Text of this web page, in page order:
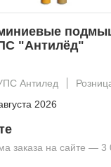
"Антилёд"
Антилед
2026
заказа на сайте — 3